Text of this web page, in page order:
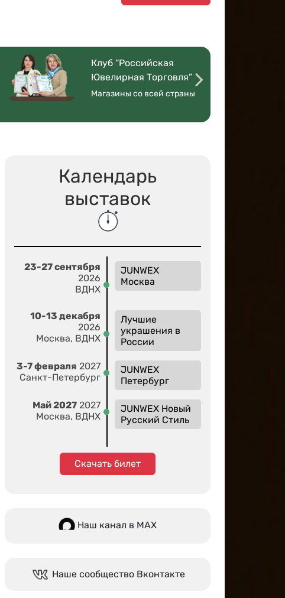
Клуб “Российская
Ювелирная Торговля”
Магазины со всей страны
Календарь
выставок
23-27 сентября
2026
ВДНХ
JUNWEX
Москва
10-13 декабря
2026
Москва, ВДНХ
Лучшие
украшения в
России
3-7 февраля 2027
Санкт-Петербург
JUNWEX
Петербург
Май 2027 2027
Москва, ВДНХ
JUNWEX Новый
Русский Стиль
Скачать билет
Наш канал в МАХ
Наше сообщество Вконтакте